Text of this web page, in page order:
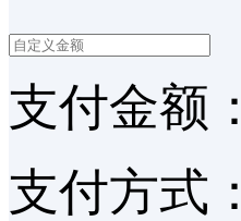
支付金额：
支付方式：